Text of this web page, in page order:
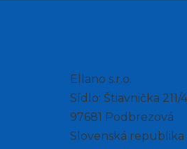
Ellano s.r.o.
Sídlo: Štiavnička 211/
97681 Podbrezová
Slovenská republika